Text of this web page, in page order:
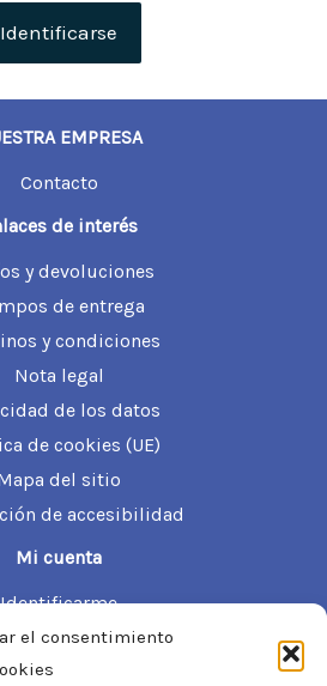
el consentimiento
EMPRESA
Contacto
de interés
y devoluciones
de entrega
y condiciones
Nota legal
de los datos
de cookies (UE)
del sitio
de accesibilidad
Mi cuenta
Identificarme
de mi cuenta
Mis pedidos